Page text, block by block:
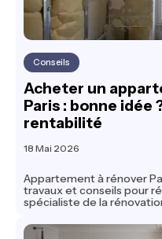
Conseils
Acheter un
Paris : bonne idée
rentabilité
18 Mai 2026
Appartement à rénover
travaux et conseils pour
spécialiste de la